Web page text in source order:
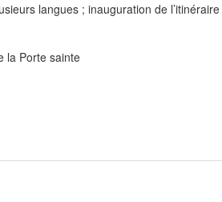
langues ; inauguration de l’itinéraire
la Porte sainte